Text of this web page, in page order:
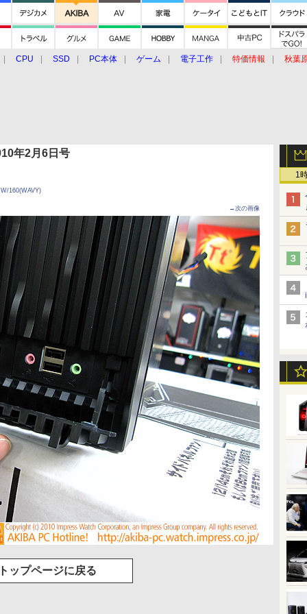
CPU SSD PC本体 ゲーム 電子工作 特価情報
秋葉
1
年2月6日号
160(WAVY)
→次の画像
ップページに戻る